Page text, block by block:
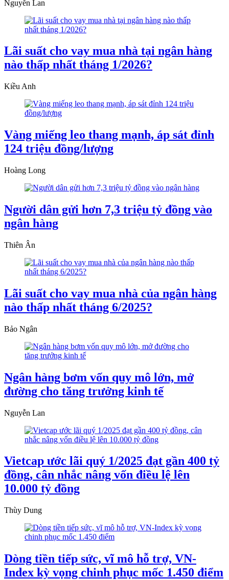
Nguyễn Lan
Lãi suất cho vay mua nhà tại ngân hàng
nào thấp nhất tháng 1/2026?
Kiều Anh
Vàng miếng leo thang mạnh, áp sát đỉnh
124 triệu đồng/lượng
Hoàng Long
Người dân gửi hơn 7,3 triệu tỷ đồng vào
ngân hàng
Thiên Ân
Lãi suất cho vay mua nhà của ngân hàng
nào thấp nhất tháng 6/2025?
Bảo Ngân
Ngân hàng bơm vốn quy mô lớn, mở
đường cho tăng trưởng kinh tế
Nguyễn Lan
Vietcap ước lãi quý 1/2025 đạt gần 400 tỷ
đồng, cân nhắc nâng vốn điều lệ lên
10.000 tỷ đồng
Thùy Dung
Dòng tiền tiếp sức, vĩ mô hỗ trợ, VN-
Index kỳ vọng chinh phục mốc 1.450 điểm